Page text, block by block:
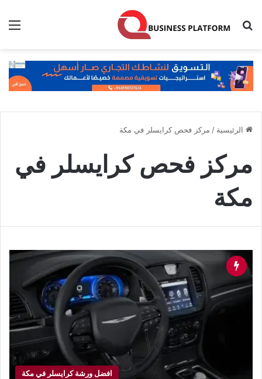
بحث عن
الرئيسية / مركز فحص كرايسلر في مكة
مركز فحص كرايسلر في
مكة
افضل ورشة كرايسلر في مكة